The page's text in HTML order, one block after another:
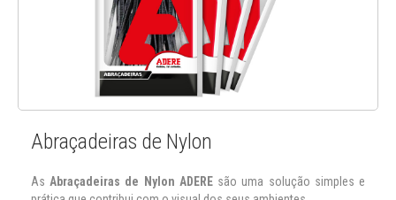
Abraçadeiras de Nylon
As Abraçadeiras de Nylon ADEREsão uma solução simples e